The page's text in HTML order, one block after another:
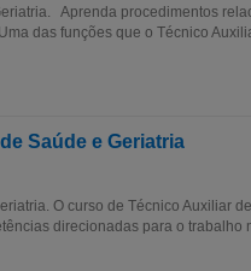
Aprenda procedimentos
das funções que o Técnico
Saúde e Geriatria
O curso de Técnico Auxiliar
direcionadas para o trabalho